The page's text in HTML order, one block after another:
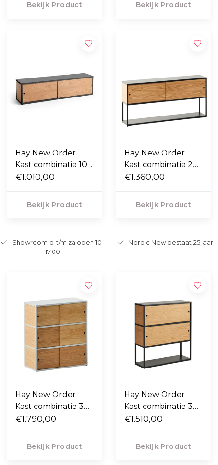
Bekijk Product Bekijk Product
Hay New Order
Kast combinatie 104
eiken deuren, 1 laag
€1.010,00
Bekijk Product
Hay New Order
Kast combinatie 207
eiken deuren, 2
€1.360,00
Bekijk Product
Showroom di t/m za open 10-
17.00
Nordic New bestaat 25 jaar
Hay New Order
Kast combinatie 304
eiken deuren, 3
€1.790,00
Bekijk Product
Hay New Order
Kast combinatie 305
eiken deuren, 3
€1.510,00
Bekijk Product